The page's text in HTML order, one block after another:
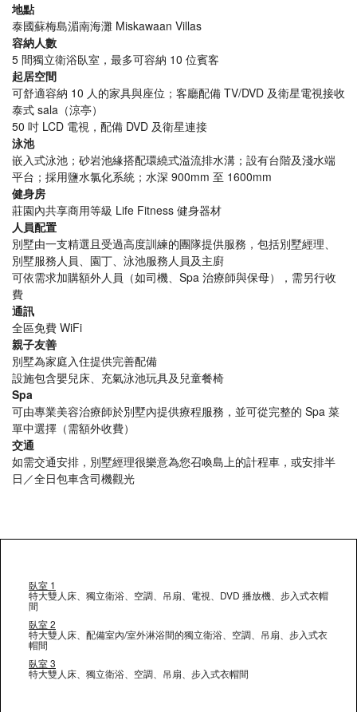
地點
泰國蘇梅島湄南海灘 Miskawaan Villas
容納人數
5 間獨立衛浴臥室，最多可容納 10 位賓客
起居空間
可舒適容納 10 人的家具與座位；客廳配備 TV/DVD 及衛星電視接收
泰式 sala（涼亭）
50 吋 LCD 電視，配備 DVD 及衛星連接
泳池
嵌入式泳池；砂岩池緣搭配環繞式溢流排水溝；設有台階及淺水端
平台；採用鹽水氯化系統；水深 900mm 至 1600mm
健身房
莊園內共享商用等級 Life Fitness 健身器材
人員配置
別墅由一支精選且受過高度訓練的團隊提供服務，包括別墅經理、
別墅服務人員、園丁、泳池服務人員及主廚
可依需求加購額外人員（如司機、Spa 治療師與保母），需另行收
費
通訊
全區免費 WiFi
親子友善
別墅為家庭入住提供完善配備
設施包含嬰兒床、充氣泳池玩具及兒童餐椅
Spa
可由專業美容治療師於別墅內提供療程服務，並可從完整的 Spa 菜
單中選擇（需額外收費）
交通
如需交通安排，別墅經理很樂意為您召喚島上的計程車，或安排半
日／全日包車含司機觀光
臥室 1
特大雙人床、獨立衛浴、空調、吊扇、電視、DVD 播放機、步入式衣帽
間
臥室 2
特大雙人床、配備室內/室外淋浴間的獨立衛浴、空調、吊扇、步入式衣
帽間
臥室 3
特大雙人床、獨立衛浴、空調、吊扇、步入式衣帽間